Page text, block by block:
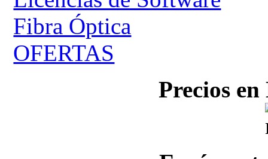
Fibra Óptica
OFERTAS
Precios